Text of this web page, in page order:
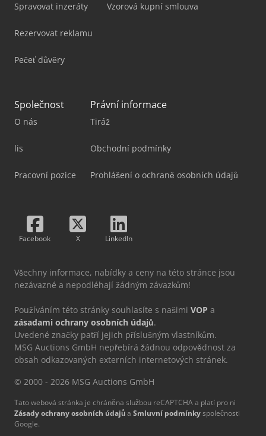
Spravovat inzeráty
Rezervovat reklamu
Pečeť důvěry
Vzorová kupní smlouva
Společnost
O nás
lis
Pracovní pozice
Právní informace
Tiráž
Obchodní podmínky
Prohlášení o ochraně osobních údajů
Facebook X LinkedIn
Všechny informace, nabídky a ceny na této stránce jsou
nezávazné a nepodléhají žádným závazkům!
Používáním této stránky souhlasíte s našimi VOP a
zásadami ochrany osobních údajů.
Uvedené značky patří jejich příslušným vlastníkům.
MSG Auctions GmbH nepřebírá žádnou odpovědnost za
obsah odkazovaných externích internetových stránek.
© 2000 - 2026 MSG Auctions GmbH
Tato webová stránka je chráněna službou reCAPTCHA a platí pro ni
Zásady ochrany osobních údajůa Smluvní podmínkyspolečnosti
Google.